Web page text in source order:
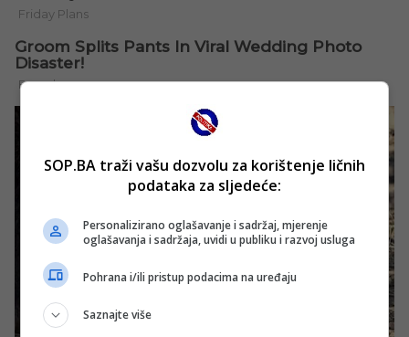
SOP.BA traži vašu dozvolu za korištenje ličnih
podataka za sljedeće:
Personalizirano oglašavanje i sadržaj, mjerenje
oglašavanja i sadržaja, uvidi u publiku i razvoj usluga
Pohrana i/ili pristup podacima na uređaju
Saznajte više